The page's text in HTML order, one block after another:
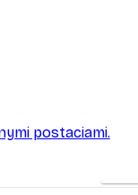
postaciami.